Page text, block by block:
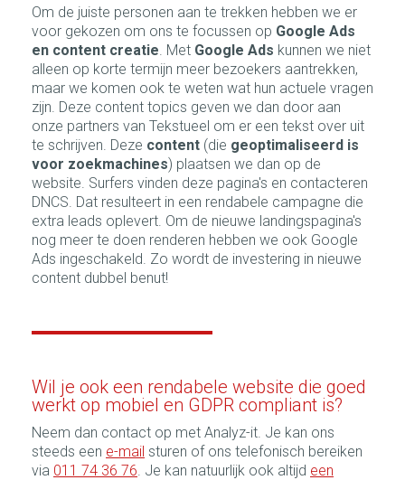
Om de juiste personen aan te trekken hebben we er
voor gekozen om ons te focussen op Google Ads
en content creatie. Met Google Ads kunnen we niet
alleen op korte termijn meer bezoekers aantrekken,
maar we komen ook te weten wat hun actuele vragen
zijn. Deze content topics geven we dan door aan
onze partners van Tekstueel om er een tekst over uit
te schrijven. Deze content (die geoptimaliseerd is
voor zoekmachines) plaatsen we dan op de
website. Surfers vinden deze pagina's en contacteren
DNCS. Dat resulteert in een rendabele campagne die
extra leads oplevert. Om de nieuwe landingspagina's
nog meer te doen renderen hebben we ook Google
Ads ingeschakeld. Zo wordt de investering in nieuwe
content dubbel benut!
Wil je ook een rendabele website die goed
werkt op mobiel en GDPR compliant is?
Neem dan contact op met Analyz-it. Je kan ons
steeds een e-mail sturen of ons telefonisch bereiken
via 011 74 36 76. Je kan natuurlijk ook altijd een